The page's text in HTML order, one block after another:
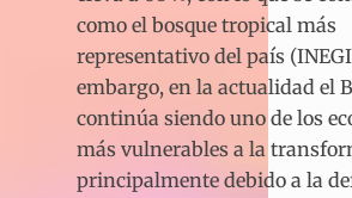
como el bosque tropical más
representativo del país
embargo, en la actualidad el
continúa siendo uno de los
más vulnerables a la
principalmente debido a la